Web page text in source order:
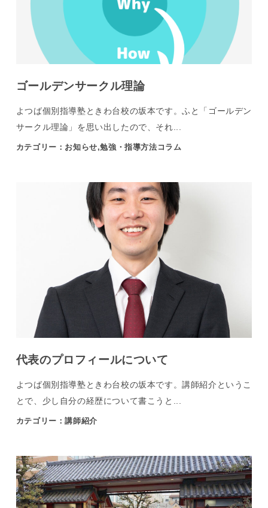
ゴールデンサークル理論
よつば個別指導塾ときわ台校の坂本です。ふと「ゴールデン
サークル理論」を思い出したので、それ...
カテゴリー：お知らせ,勉強・指導方法コラム
代表のプロフィールについて
よつば個別指導塾ときわ台校の坂本です。講師紹介というこ
とで、少し自分の経歴について書こうと...
カテゴリー：講師紹介